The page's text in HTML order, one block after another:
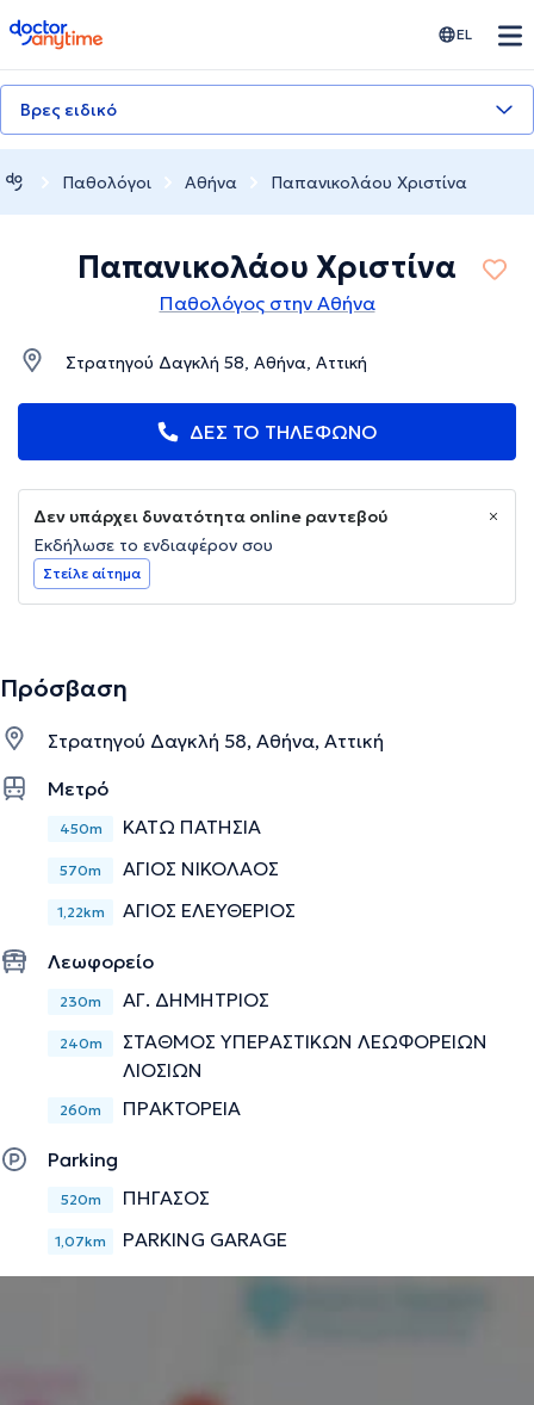
doctoranytime EL
Βρες ειδικό
Παθολόγοι Αθήνα Παπανικολάου Χριστίνα
Παπανικολάου Χριστίνα
Παθολόγος στην Αθήνα
Στρατηγού Δαγκλή 58, Αθήνα, Αττική
ΔΕΣ ΤΟ ΤΗΛΕΦΩΝΟ
Δεν υπάρχει δυνατότητα online ραντεβού
Εκδήλωσε το ενδιαφέρον σου
Στείλε αίτημα
Πρόσβαση
Στρατηγού Δαγκλή 58, Αθήνα, Αττική
Μετρό
450m ΚΑΤΩ ΠΑΤΗΣΙΑ
570m ΑΓΙΟΣ ΝΙΚΟΛΑΟΣ
1,22km ΑΓΙΟΣ ΕΛΕΥΘΕΡΙΟΣ
Λεωφορείο
230m ΑΓ. ΔΗΜΗΤΡΙΟΣ
240m
ΣΤΑΘΜΟΣ ΥΠΕΡΑΣΤΙΚΩΝ ΛΕΩΦΟΡΕΙΩΝ
ΛΙΟΣΙΩΝ
260m ΠΡΑΚΤΟΡΕΙΑ
Parking
520m ΠΗΓΑΣΟΣ
1,07km PARKING GARAGE